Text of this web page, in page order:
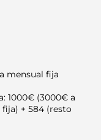
mensual fija
1000€ (3000€ a
+ 584 (resto